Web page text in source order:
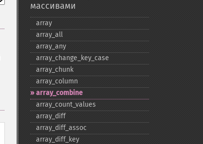
массивами
array
array_​all
array_​any
array_​change_​key_​case
array_​chunk
array_​column
array_​combine
array_​count_​values
array_​diff
array_​diff_​assoc
array_​diff_​key